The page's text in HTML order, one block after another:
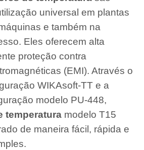
universal em plantas
e também na
Eles oferecem alta
proteção contra
(EMI). Através o
WIKAsoft-TT e a
modelo PU-448,
temperatura modelo T15
de maneira fácil, rápida e